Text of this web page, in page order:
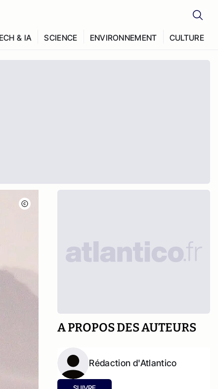
& IA SCIENCE ENVIRONNEMENT CULTURE
A PROPOS DES AUTEURS
Rédaction d'Atlantico